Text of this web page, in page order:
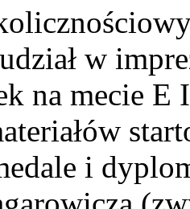
w
na mecie E
i